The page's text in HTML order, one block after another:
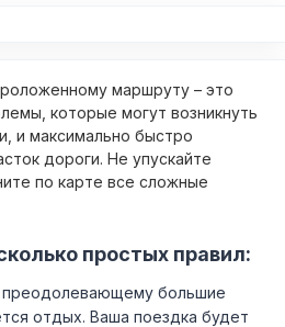
маршруту – это
которые могут возникнуть
и максимально быстро
дороги. Не упускайте
по карте все сложные
простых правил:
большие
отдых. Ваша поездка будет